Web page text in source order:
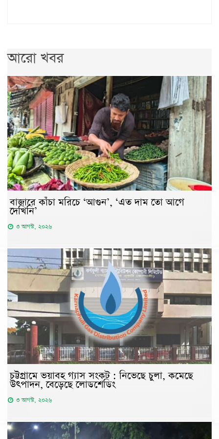
আরো খবর
বাজারে কাঁচা মরিচে ‘আগুন’, ‘এত দাম তো আগে
দেখিনি’
৩ আগস্ট, ২০২৬
চট্টগ্রামে ভয়াবহ গ্যাস সংকট : নিভেছে চুলা, কমেছে
উৎপাদন, বেড়েছে লোডশেডিং
৩ আগস্ট, ২০২৬